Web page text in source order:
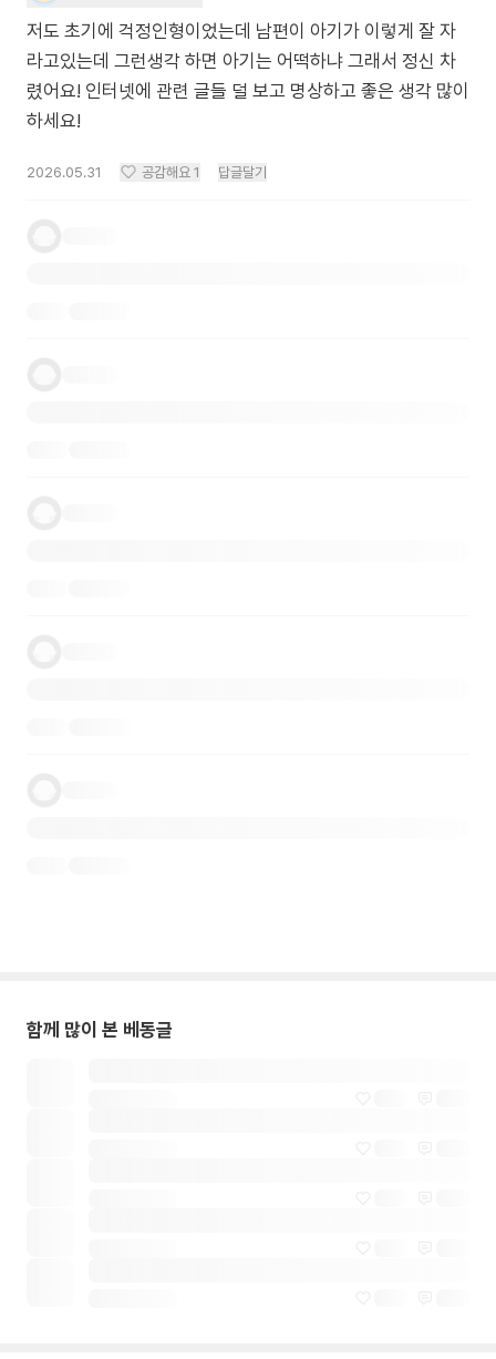
저도 초기에 걱정인형이었는데 남편이 아기가 이렇게 잘 자
라고있는데 그런생각 하면 아기는 어떡하냐 그래서 정신 차
렸어요! 인터넷에 관련 글들 덜 보고 명상하고 좋은 생각 많이
하세요!
2026.05.31 공감해요 1 답글달기
함께 많이 본 베동글